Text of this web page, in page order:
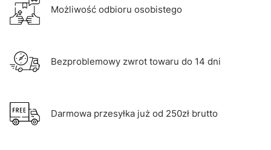
Możliwość odbioru osobistego
Bezproblemowy zwrot towaru do 14 dni
Darmowa przesyłka już od 250zł brutto